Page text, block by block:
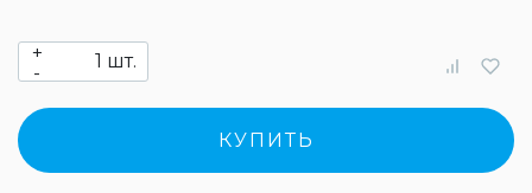
+
-
шт.
КУПИТЬ